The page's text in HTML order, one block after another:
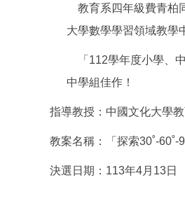
教育系四年級費青柏
大學數學學習領域教學
「112學年度小學、
中學組佳作！
指導教授：中國文化大學
教案名稱：「探索30˚-60˚-
決選日期：113年4月13日